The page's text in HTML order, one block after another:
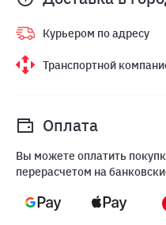
Курьером по адресу
Транспортной
Оплата
Вы можете оплатить
перерасчетом на